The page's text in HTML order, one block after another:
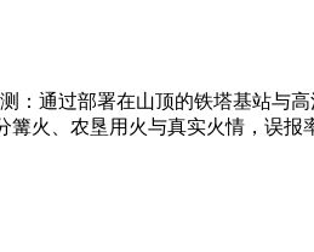
通过部署在山顶的铁塔基站与
篝火、农垦用火与真实火情，误报